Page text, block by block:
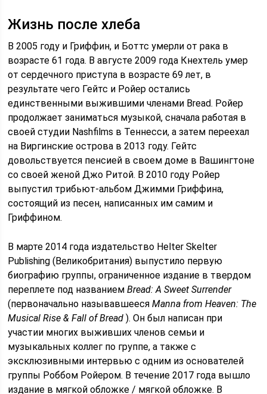
Жизнь после хлеба
В 2005 году и Гриффин, и Боттс умерли от рака в
возрасте 61 года. В августе 2009 года Кнехтель умер
от сердечного приступа в возрасте 69 лет, в
результате чего Гейтс и Ройер остались
единственными выжившими членами Bread. Ройер
продолжает заниматься музыкой, сначала работая в
своей студии Nashfilms в Теннесси, а затем переехал
на Виргинские острова в 2013 году. Гейтс
довольствуется пенсией в своем доме в Вашингтоне
со своей женой Джо Ритой. В 2010 году Ройер
выпустил трибьют-альбом Джимми Гриффина,
состоящий из песен, написанных им самим и
Гриффином.
В марте 2014 года издательство Helter Skelter
Publishing (Великобритания) выпустило первую
биографию группы, ограниченное издание в твердом
переплете под названиемBread: A Sweet Surrender
(первоначально называвшеесяManna from Heaven: The
Musical Rise & Fall of Bread ). Он был написан при
участии многих выживших членов семьи и
музыкальных коллег по группе, а также с
эксклюзивными интервью с одним из основателей
группы Роббом Ройером. В течение 2017 года вышло
издание в мягкой обложке / мягкой обложке. В